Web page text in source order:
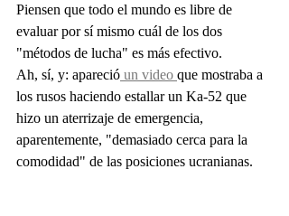
Piensen que todo el mundo es libre de
evaluar por sí mismo cuál de los dos
"métodos de lucha" es más efectivo.
Ah, sí, y: apareció un video que mostraba a
los rusos haciendo estallar un Ka-52 que
hizo un aterrizaje de emergencia,
aparentemente, "demasiado cerca para la
comodidad" de las posiciones ucranianas.